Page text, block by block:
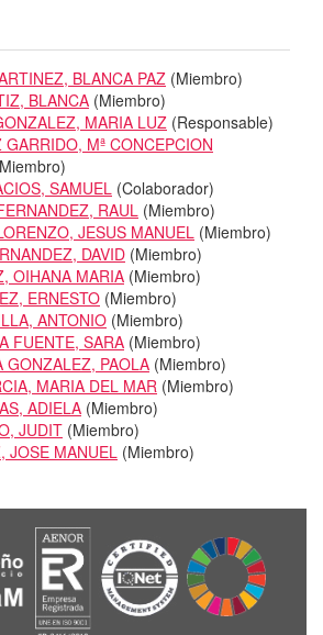
BLANCA PAZ (Miembro)
BLANCA (Miembro)
MARIA LUZ (Responsable)
Mª CONCEPCION
Miembro)
SAMUEL (Colaborador)
RAUL (Miembro)
JESUS MANUEL (Miembro)
DAVID (Miembro)
OIHANA MARIA (Miembro)
ERNESTO (Miembro)
ANTONIO (Miembro)
FUENTE, SARA (Miembro)
GONZALEZ, PAOLA (Miembro)
MARIA DEL MAR (Miembro)
ADIELA (Miembro)
JUDIT (Miembro)
JOSE MANUEL (Miembro)